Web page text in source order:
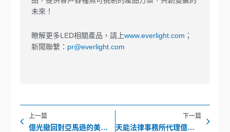
未來！
瞭解更多LED相關產品，請上www.everlight.com ；
新聞聯繫： pr@everlight.com
上一頁
上一篇
億光撤回對亞馬遜的美國專利侵權訴訟
下一篇
天能法律事務所代理億光電子聲明函